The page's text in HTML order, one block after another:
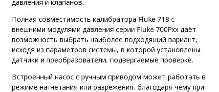
давления и клапанов.
Полная совместимость калибратора Fluke 718 с
внешними модулями давления серии Fluke 700Pxx даёт
возможность выбрать наиболее подходящий вариант,
исходя из параметров системы, в которой установлены
датчики и преобразователи, подвергаемые проверке.
Встроенный насос с ручным приводом может работать в
режиме нагнетания или разрежения, благодаря чему при